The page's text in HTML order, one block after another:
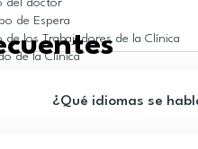
del doctor
de Espera
de los Trabajadores de la Clínica
de la Clínica
¿Qué idiomas se